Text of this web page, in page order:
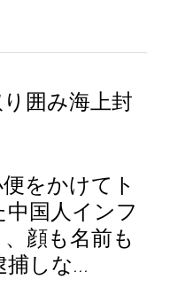
囲み海上封
をかけてト
国人インフ
顔も名前も
しな...